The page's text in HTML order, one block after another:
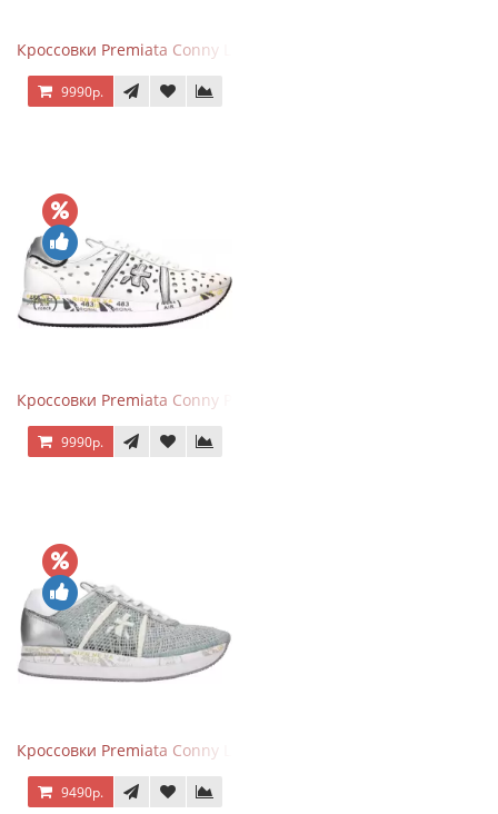
Кроссовки Premiata Conny Leather Black Brown
9990р.
Кроссовки Premiata Conny Perforated White
9990р.
Кроссовки Premiata Conny Lace Blue Silver
9490р.